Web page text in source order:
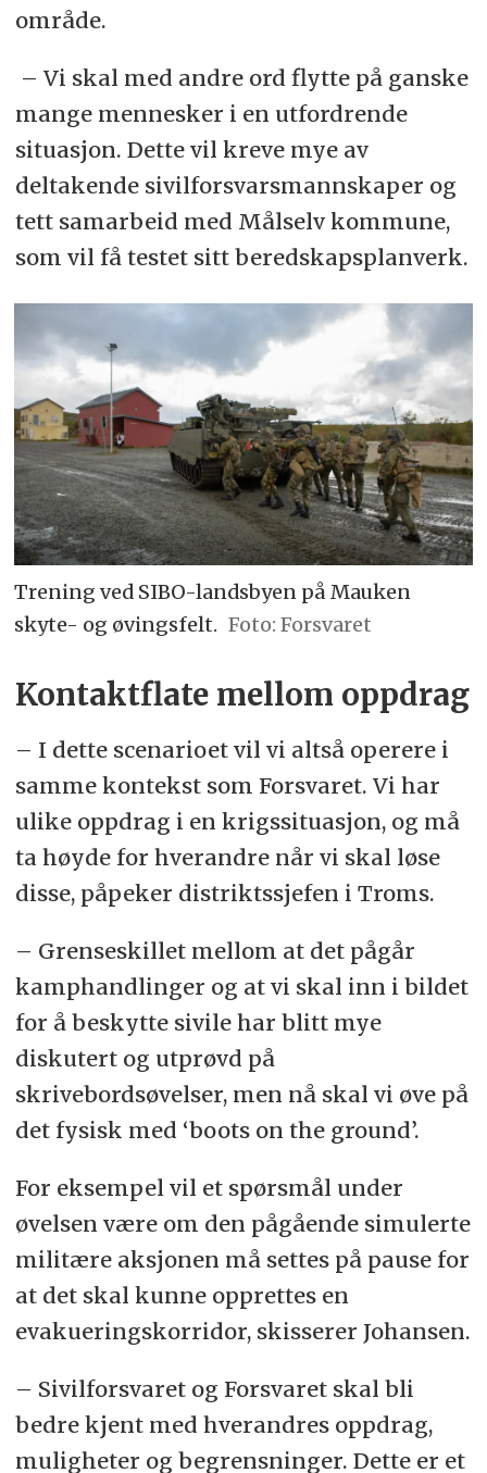
område.
– Vi skal med andre ord flytte på ganske
mange mennesker i en utfordrende
situasjon. Dette vil kreve mye av
deltakende sivilforsvarsmannskaper og
tett samarbeid med Målselv kommune,
som vil få testet sitt beredskapsplanverk.
Trening ved SIBO-landsbyen på Mauken
skyte- og øvingsfelt.
Forsvaret
Kontaktflate mellom oppdrag
– I dette scenarioet vil vi altså operere i
samme kontekst som Forsvaret. Vi har
ulike oppdrag i en krigssituasjon, og må
ta høyde for hverandre når vi skal løse
disse, påpeker distriktssjefen i Troms.
– Grenseskillet mellom at det pågår
kamphandlinger og at vi skal inn i bildet
for å beskytte sivile har blitt mye
diskutert og utprøvd på
skrivebordsøvelser, men nå skal vi øve på
det fysisk med ‘boots on the ground’.
For eksempel vil et spørsmål under
øvelsen være om den pågående simulerte
militære aksjonen må settes på pause for
at det skal kunne opprettes en
evakueringskorridor, skisserer Johansen.
– Sivilforsvaret og Forsvaret skal bli
bedre kjent med hverandres oppdrag,
muligheter og begrensninger. Dette er et